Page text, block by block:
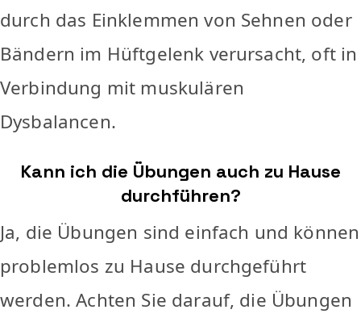
durch das Einklemmen von Sehnen oder
Bändern im Hüftgelenk verursacht, oft in
Verbindung mit muskulären
Dysbalancen.
Kann ich die Übungen auch zu Hause
durchführen?
Ja, die Übungen sind einfach und können
problemlos zu Hause durchgeführt
werden. Achten Sie darauf, die Übungen